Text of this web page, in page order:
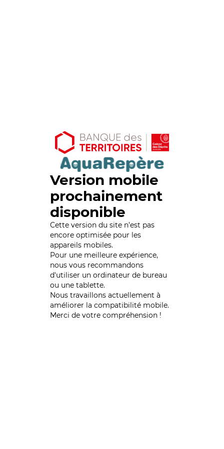
Version mobile
prochainement
disponible
Cette version du site n’est pas
encore optimisée pour les
appareils mobiles.
Pour une meilleure expérience,
nous vous recommandons
d'utiliser un ordinateur de bureau
ou une tablette.
Nous travaillons actuellement à
améliorer la compatibilité mobile.
Merci de votre compréhension !